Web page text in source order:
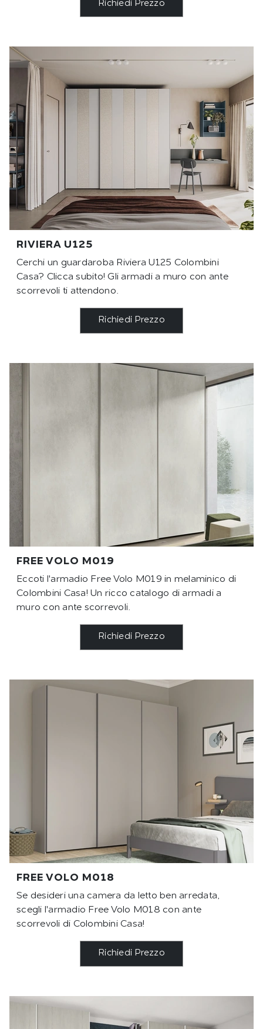
Richiedi Prezzo
RIVIERA U125
Cerchi un guardaroba Riviera U125 Colombini
Casa? Clicca subito! Gli armadi a muro con ante
scorrevoli ti attendono.
Richiedi Prezzo
FREE VOLO M019
Eccoti l'armadio Free Volo M019 in melaminico di
Colombini Casa! Un ricco catalogo di armadi a
muro con ante scorrevoli.
Richiedi Prezzo
FREE VOLO M018
Se desideri una camera da letto ben arredata,
scegli l'armadio Free Volo M018 con ante
scorrevoli di Colombini Casa!
Richiedi Prezzo